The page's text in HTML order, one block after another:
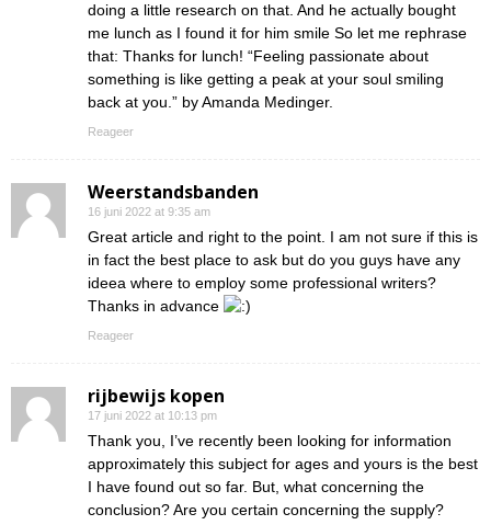
doing a little research on that. And he actually bought
me lunch as I found it for him smile So let me rephrase
that: Thanks for lunch! “Feeling passionate about
something is like getting a peak at your soul smiling
back at you.” by Amanda Medinger.
Reageer
Weerstandsbanden
16 juni 2022 at 9:35 am
Great article and right to the point. I am not sure if this is
in fact the best place to ask but do you guys have any
ideea where to employ some professional writers?
Thanks in advance
Reageer
rijbewijs kopen
17 juni 2022 at 10:13 pm
Thank you, I’ve recently been looking for information
approximately this subject for ages and yours is the best
I have found out so far. But, what concerning the
conclusion? Are you certain concerning the supply?